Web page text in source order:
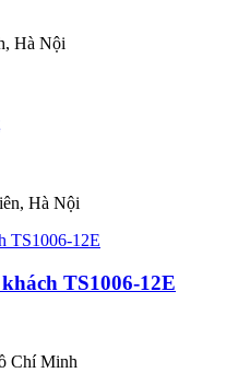
Hà Nội
Hà Nội
TS1006-12E
Chí Minh